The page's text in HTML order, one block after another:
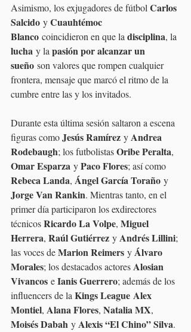
Asimismo, los exjugadores de fútbol Carlos
Salcido y Cuauhtémoc
Blanco coincidieron en que la disciplina, la
lucha y la pasión por alcanzar un
sueño son valores que rompen cualquier
frontera, mensaje que marcó el ritmo de la
cumbre entre las y los invitados.
Durante esta última sesión saltaron a escena
figuras como Jesús Ramírez y Andrea
Rodebaugh; los futbolistas Oribe Peralta,
Omar Esparza y Paco Flores; así como
Rebeca Landa, Ángel García Toraño y
Jorge Van Rankin. Mientras tanto, en el
primer día participaron los exdirectores
técnicos Ricardo La Volpe, Miguel
Herrera, Raúl Gutiérrez y Andrés Lillini;
las voces de Marion Reimers y Álvaro
Morales; los destacados actores Alosian
Vivancos e Ianis Guerrero; además de los
influencers de la Kings League Alex
Montiel, Alana Flores, Natalia MX,
Moisés Dabah y Alexis “El Chino” Silva.